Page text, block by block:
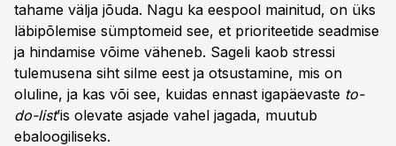
tahame välja jõuda. Nagu ka eespool mainitud, on üks
läbipõlemise sümptomeid see, et prioriteetide seadmise
ja hindamise võime väheneb. Sageli kaob stressi
tulemusena siht silme eest ja otsustamine, mis on
oluline, ja kas või see, kuidas ennast igapäevaste to-
do-list’is olevate asjade vahel jagada, muutub
ebaloogiliseks.